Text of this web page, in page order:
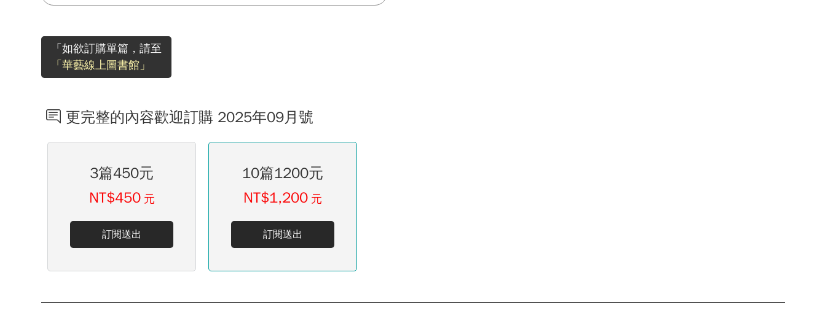
「如欲訂購單篇，請至
「華藝線上圖書館」
更完整的內容歡迎訂購 2025年09月號
3篇450元
NT$450 元
訂閱送出
10篇1200元
NT$1,200 元
訂閱送出